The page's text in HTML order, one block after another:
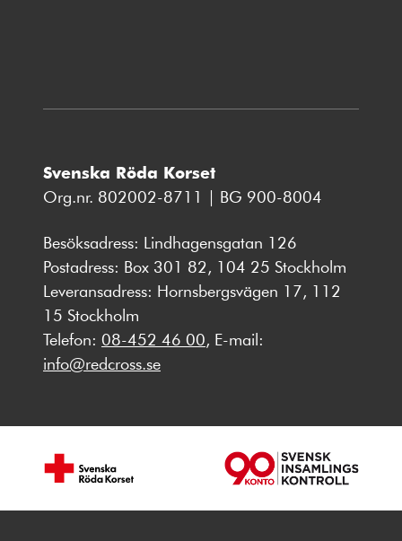
Svenska Röda Korset
Org.nr. 802002-8711 | BG 900-8004
Besöksadress: Lindhagensgatan 126
Postadress: Box 301 82, 104 25 Stockholm
Leveransadress: Hornsbergsvägen 17, 112
15 Stockholm
Telefon: 08-452 46 00, E-mail:
info@redcross.se